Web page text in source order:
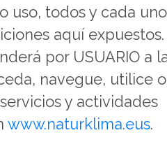
uso, todos y cada
aquí
por USUARIO a
navegue, utilice o
y actividades
www.naturklima.eus.